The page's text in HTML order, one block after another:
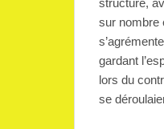
structure,
sur nombre
gardant
lors du
se